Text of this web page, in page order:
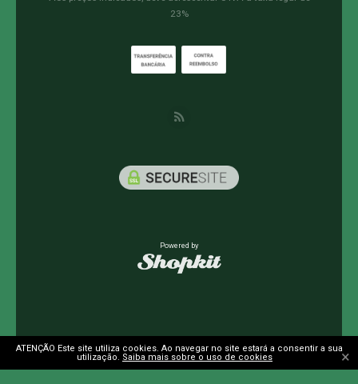
23%
Powered by
ATENÇÃO Este site utiliza cookies. Ao navegar no site estará a consentir a sua
utilização. Saiba mais sobre o uso de cookies ×